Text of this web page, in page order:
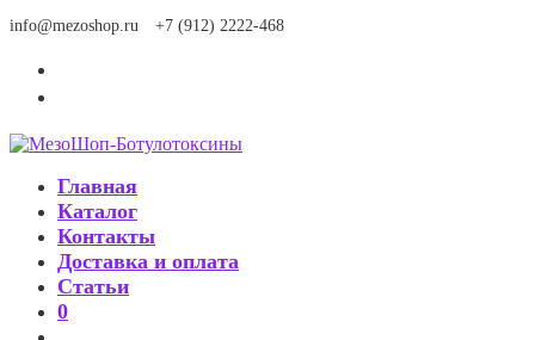
Перейти
info@mezoshop.ru +7 (912) 2222-468
Главная
Каталог
Контакты
Доставка и оплата
Статьи
0